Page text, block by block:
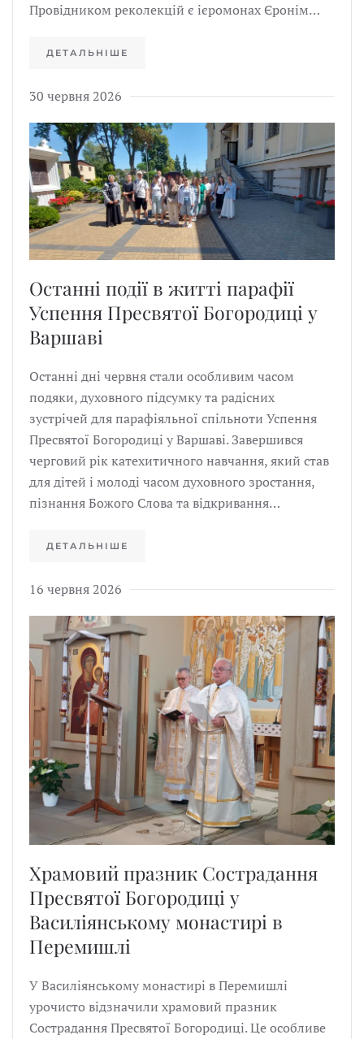
Провідником реколекцій є ієромонах Єронім…
ДЕТАЛЬНІШЕ
30 червня 2026
Останні події в житті парафії
Успення Пресвятої Богородиці у
Варшаві
Останні дні червня стали особливим часом
подяки, духовного підсумку та радісних
зустрічей для парафіяльної спільноти Успення
Пресвятої Богородиці у Варшаві. Завершився
черговий рік катехитичного навчання, який став
для дітей і молоді часом духовного зростання,
пізнання Божого Слова та відкривання…
ДЕТАЛЬНІШЕ
16 червня 2026
Храмовий празник Сострадання
Пресвятої Богородиці у
Василіянському монастирі в
Перемишлі
У Василіянському монастирі в Перемишлі
урочисто відзначили храмовий празник
Сострадання Пресвятої Богородиці. Це особливе